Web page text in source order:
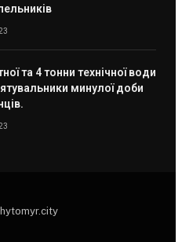
та 4 тонни технічної води
минулої доби